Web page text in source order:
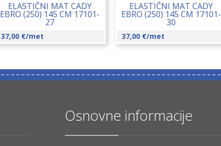
ELASTIČNI MAT CADY
EBRO (250) 145 CM 17101-
27
37,00 €/met
ELASTIČNI MAT CADY
EBRO (250) 145 CM 17101-
30
37,00 €/met
Osnovne informacije